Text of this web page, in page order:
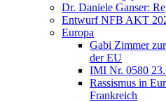
Dr. Daniele Ganser:
Entwurf NFB AKT
Europa
Gabi Zimmer
der EU
IMI Nr. 0580
Rassismus in
Frankreich